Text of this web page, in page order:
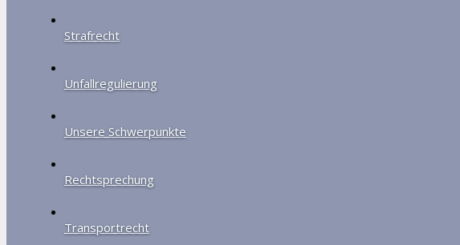
Strafrecht
Unfallregulierung
Unsere Schwerpunkte
Rechtsprechung
Transportrecht